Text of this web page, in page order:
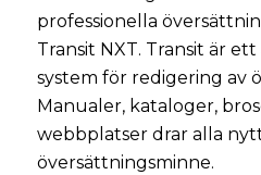
professionella
Transit NXT. Transit är
system för redigering av
Manualer, kataloger,
webbplatser drar alla
översättningsminne.